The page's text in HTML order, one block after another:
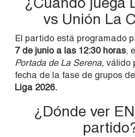
vs Unión La
El partido está programado
7 de junio a las 12:30 horas,
Portada de La Serena, válido
fecha de la fase de grupos
Liga 2026.
¿Dónde ver